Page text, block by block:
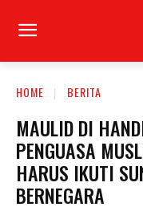
HOME BERITA
MAULID DI
PENGUASA
HARUS IKUTI
BERNEGARA